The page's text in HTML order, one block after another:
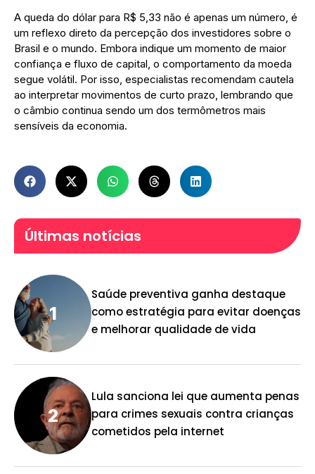
A queda do dólar para R$ 5,33 não é apenas um número, é
um reflexo direto da percepção dos investidores sobre o
Brasil e o mundo. Embora indique um momento de maior
confiança e fluxo de capital, o comportamento da moeda
segue volátil. Por isso, especialistas recomendam cautela
ao interpretar movimentos de curto prazo, lembrando que
o câmbio continua sendo um dos termômetros mais
sensíveis da economia.
Últimas notícias
Saúde preventiva ganha destaque
como estratégia para evitar doenças
e melhorar qualidade de vida
Lula sanciona lei que aumenta penas
para crimes sexuais contra crianças
cometidos pela internet